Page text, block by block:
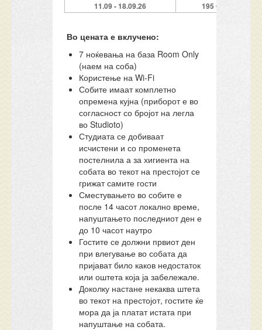
11.09 - 18.09.26
195 €
Во цената е вклучено:
7 ноќевања на база Room Only
(наем на соба)
Користење на Wi-Fi
Собите имаат комплетно
опремена кујна (приборот е во
согласност со бројот на легла
во Studioto)
Студиата се добиваат
исчистени и со променета
постелнила а за хигиента на
собата во текот на престојот се
грижат самите гости
Сместувањето во собите е
после 14 часот локално време,
напуштањето последниот ден е
до 10 часот наутро
Гостите се должни првиот ден
при влегување во собата да
пријават било каков недостаток
или оштета која ја забележале.
Доколку настане некаква штета
во текот на престојот, гостите ќе
мора да ја платат истата при
напуштање на собата.